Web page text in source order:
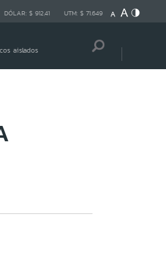
DÓLAR: $ 912,41 UTM: $ 71.649
aislados